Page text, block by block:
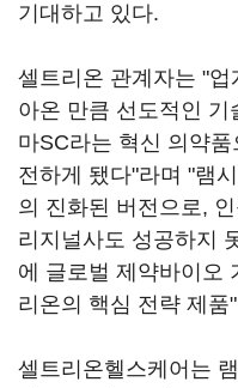
기대하고 있다.
셀트리온 관계자는 "
아온 만큼 선도적인 기
마SC라는 혁신 의약
전하게 됐다"라며 "램
의 진화된 버전으로,
리지널사도 성공하지
에 글로벌 제약바이오
리온의 핵심 전략 제품
셀트리온헬스케어는